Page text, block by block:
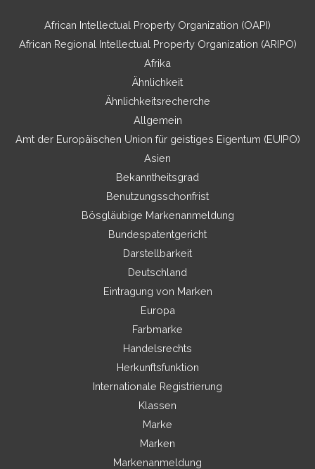
African Intellectual Property Organization (OAPI)
African Regional Intellectual Property Organization (ARIPO)
Afrika
Ähnlichkeit
Ähnlichkeitsrecherche
Allgemein
Amt der Europäischen Union für geistiges Eigentum (EUIPO)
Asien
Bekanntheitsgrad
Benutzungsschonfrist
Bösgläubige Markenanmeldung
Bundespatentgericht
Darstellbarkeit
Deutschland
Eintragung von Marken
Europa
Farbmarke
Handelsrechts
Herkunftsfunktion
Internationale Registrierung
Klassen
Marke
Marken
Markenanmeldung